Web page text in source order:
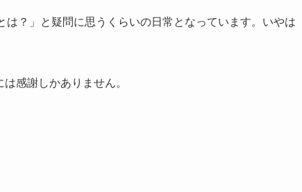
？」と疑問に思うくらいの日常となっています。いやは
感謝しかありません。